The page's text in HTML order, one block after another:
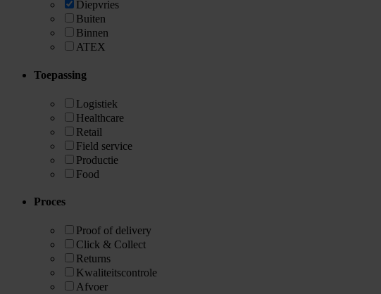
Diepvries
Buiten
Binnen
ATEX
Toepassing
Logistiek
Healthcare
Retail
Field service
Productie
Food
Proces
Proof of delivery
Click & Collect
Returns
Kwaliteitscontrole
Afvoer